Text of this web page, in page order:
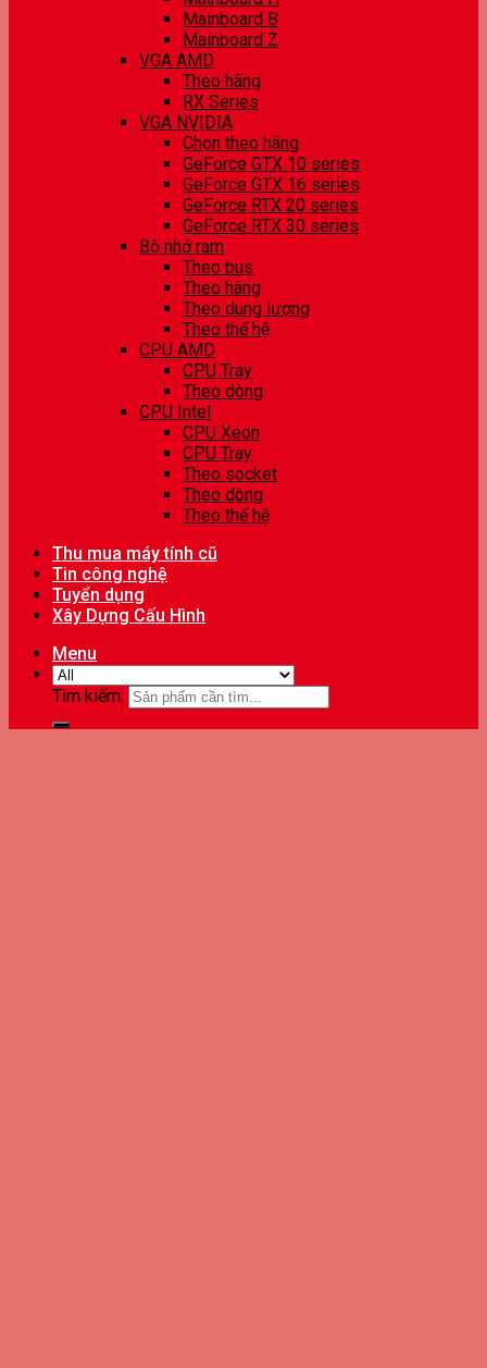
Mainboard B
Mainboard Z
VGA AMD
Theo hãng
RX Series
VGA NVIDIA
Chọn theo hãng
GeForce GTX 10 series
GeForce GTX 16 series
GeForce RTX 20 series
GeForce RTX 30 series
Bộ nhớ ram
Theo bus
Theo hãng
Theo dung lượng
Theo thế hệ
CPU AMD
CPU Tray
Theo dòng
CPU Intel
CPU Xeon
CPU Tray
Theo socket
Theo dòng
Theo thế hệ
Thu mua máy tính cũ
Tin công nghệ
Tuyển dụng
Xây Dựng Cấu Hình
Menu
Tìm kiếm: